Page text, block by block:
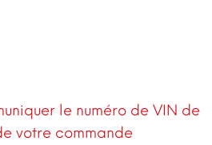
le numéro de VIN de
votre commande